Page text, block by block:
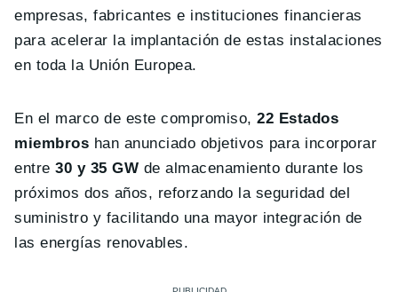
empresas, fabricantes e instituciones financieras
para acelerar la implantación de estas instalaciones
en toda la Unión Europea.
En el marco de este compromiso,22 Estados
miembros han anunciado objetivos para incorporar
entre30 y 35 GW de almacenamiento durante los
próximos dos años, reforzando la seguridad del
suministro y facilitando una mayor integración de
las energías renovables.